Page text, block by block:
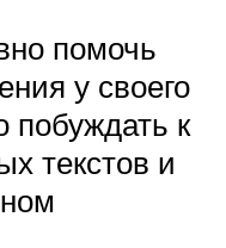
помочь
у своего
побуждать к
текстов и